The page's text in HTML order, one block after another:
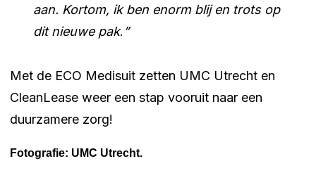
aan. Kortom, ik ben enorm blij en trots op
dit nieuwe pak. ”
Met de ECO Medisuit zetten UMC Utrecht en
CleanLease weer een stap vooruit naar een
duurzamere zorg!
Fotografie: UMC Utrecht.